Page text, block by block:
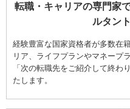
転職・キャリアの専門家
ルタン
経験豊富な国家資格者が多数在
リア、ライフプランやマネープ
「次の転職先をご紹介して終わ
たします。